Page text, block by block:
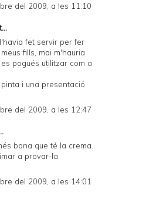
del 2009, a les 11:10
fet servir per fer
fills, mai m'hauria
pogués utilitzar com a
i una presentació
del 2009, a les 12:47
bona que té la crema.
a provar-la.
del 2009, a les 14:01